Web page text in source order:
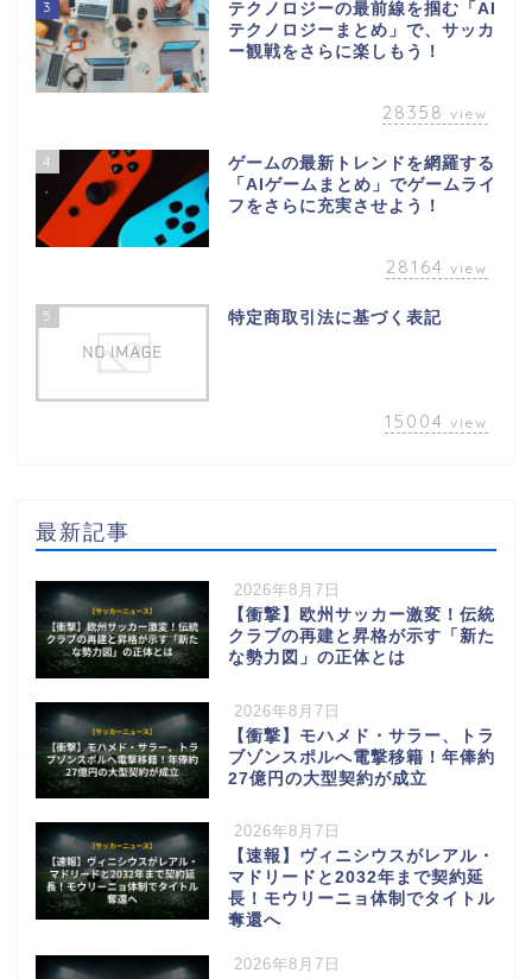
3
テクノロジーの最前線を掴む「AI
テクノロジーまとめ」で、サッカ
ー観戦をさらに楽しもう！
28358 view
4
ゲームの最新トレンドを網羅する
「AIゲームまとめ」でゲームライ
フをさらに充実させよう！
28164 view
5 特定商取引法に基づく表記
15004 view
最新記事
2026年8月7日
【衝撃】欧州サッカー激変！伝統
クラブの再建と昇格が示す「新た
な勢力図」の正体とは
2026年8月7日
【衝撃】モハメド・サラー、トラ
ブゾンスポルへ電撃移籍！年俸約
27億円の大型契約が成立
2026年8月7日
【速報】ヴィニシウスがレアル・
マドリードと2032年まで契約延
長！モウリーニョ体制でタイトル
奪還へ
2026年8月7日